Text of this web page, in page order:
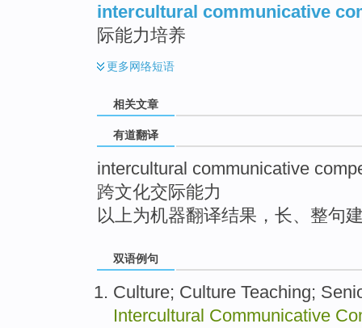
intercultural communicative
际能力培养
更多网络短语
相关文章
有道翻译
intercultural communicative
跨文化交际能力
以上为机器翻译结果，长、整句
双语例句
Culture; Culture Teaching;
Intercultural Communicative